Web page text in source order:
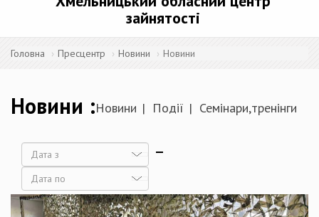
зайнятості
Головна Пресцентр Новини Новини
Новини Новини Події Семінари,тренінги
Дата
Дата